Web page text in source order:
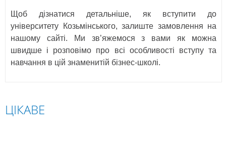
Щоб дізнатися детальніше, як вступити до
університету Козьмінського, залиште замовлення на
нашому сайті. Ми зв’яжемося з вами як можна
швидше і розповімо про всі особливості вступу та
навчання в цій знаменитій бізнес-школі.
ЦІКАВЕ